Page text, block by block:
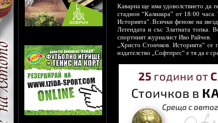
Каварна ще има удоволствието да
стадион “Калиакра” от 18:00
Историята”. Всички фенове на
Легендата и със Златната
спортният журналист Иво Райчев.
„Христо Стоичков. Историята“ се
издателство „Софтпрес“ е тя да е